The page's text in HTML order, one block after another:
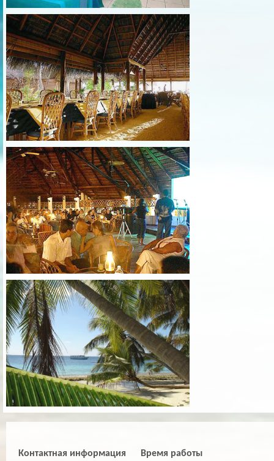
Контактная информация Время работы